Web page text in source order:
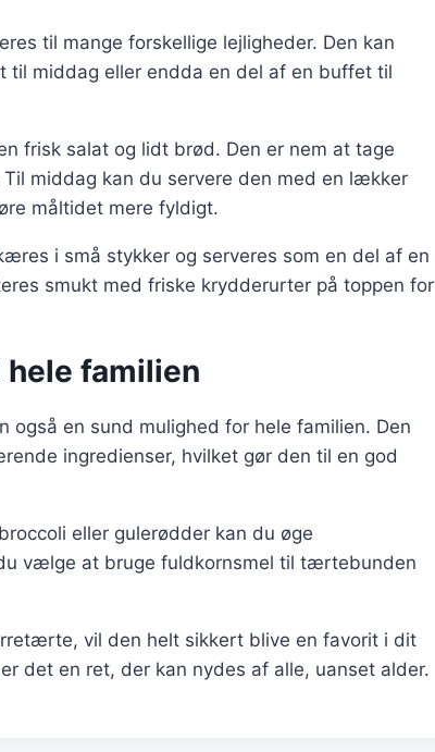
til mange forskellige lejligheder. Den kan
middag eller endda en del af en buffet til
frisk salat og lidt brød. Den er nem at tage
middag kan du servere den med en lækker
måltidet mere fyldigt.
i små stykker og serveres som en del af en
smukt med friske krydderurter på toppen for
familien
en sund mulighed for hele familien. Den
ingredienser, hvilket gør den til en god
eller gulerødder kan du øge
vælge at bruge fuldkornsmel til tærtebunden
vil den helt sikkert blive en favorit i dit
det en ret, der kan nydes af alle, uanset alder.